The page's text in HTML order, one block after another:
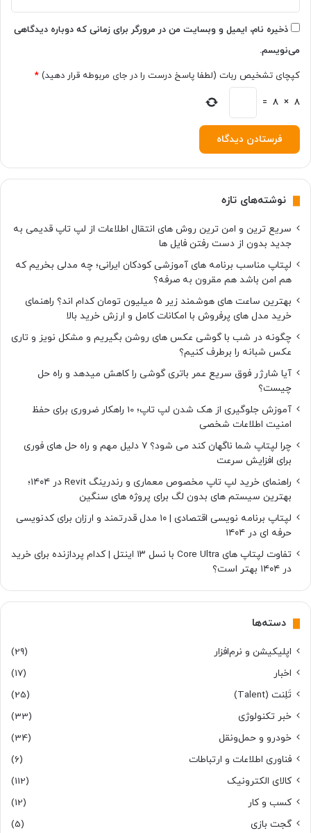
ذخیره نام، ایمیل و وبسایت من در مرورگر برای زمانی که دوباره دیدگاهی
می‌نویسم.
کپچای تشخیص ربات (لطفا پاسخ درست را در جای مربوطه قرار دهید) *
8
×
8
=
نوشته‌های تازه
سریع ترین و امن ترین روش های انتقال اطلاعات از لپ تاپ قدیمی به
جدید بدون از دست رفتن فایل ها
لپتاپ مناسب برنامه های آموزشی کودکان ایرانی؛ چه مدلی بخریم که
هم امن باشد هم مقرون به صرفه؟
بهترین ساعت های هوشمند زیر ۵ میلیون تومان کدام اند؟ راهنمای
خرید مدل های پرفروش با امکانات کامل و ارزش خرید بالا
چگونه در شب با گوشی عکس های روشن بگیریم و مشکل نویز و تاری
عکس شبانه را برطرف کنیم؟
آیا شارژر فوق سریع عمر باتری گوشی را کاهش میدهد و راه حل
چیست؟
آموزش جلوگیری از هک شدن لپ تاپ؛ 10 راهکار ضروری برای حفظ
امنیت اطلاعات شخصی
چرا لپتاپ شما ناگهان کند می شود؟ ۷ دلیل مهم و راه حل های فوری
برای افزایش سرعت
راهنمای خرید لپ تاپ مخصوص معماری و رندرینگ Revit در ۱۴۰۴؛
بهترین سیستم های بدون لگ برای پروژه های سنگین
لپتاپ برنامه نویسی اقتصادی | ۱۰ مدل قدرتمند و ارزان برای کدنویسی
حرفه ای در ۱۴۰۴
تفاوت لپتاپ های Core Ultra با نسل ۱۳ اینتل | کدام پردازنده برای خرید
در ۱۴۰۴ بهتر است؟
دسته‌ها
اپلیکیشن و نرم‌افزار
(29)
اخبار
(17)
تَلِنت (Talent)
(25)
خبر تکنولوژی
(33)
خودرو و حمل‌و‌نقل
(34)
فناوری اطلاعات و ارتباطات
(6)
کالای الکترونیک
(112)
کسب و کار
(12)
گجت بازی
(5)